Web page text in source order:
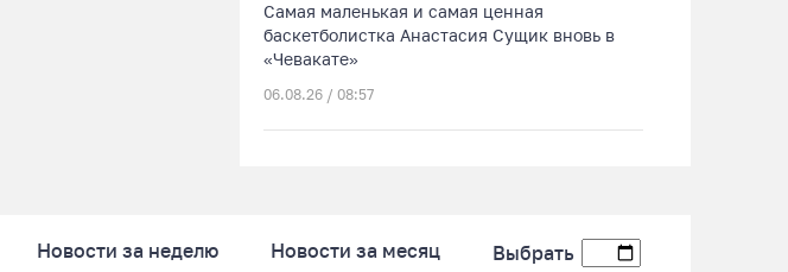
Самая маленькая и самая ценная
баскетболистка Анастасия Сущик вновь в
«Чевакате»
06.08.26 / 08:57
Новости за неделю Новости за месяц Выбрать